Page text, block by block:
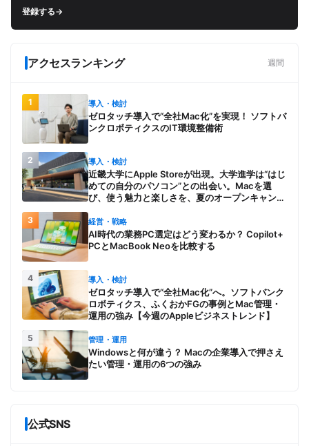
登録する→
アクセスランキング 週間
1 導入・検討
ゼロタッチ導入で“全社Mac化”を実現！ ソフトバ
ンクロボティクスのIT環境整備術
2 導入・検討
近畿大学にApple Storeが出現。大学進学は“はじ
めての自分のパソコン”との出会い。Macを選
び、使う魅力と楽しさを、夏のオープンキャンパ
3 経営・戦略
AI時代の業務PC選定はどう変わるか？ Copilot+
PCとMacBook Neoを比較する
4 導入・検討
ゼロタッチ導入で“全社Mac化”へ。ソフトバンク
ロボティクス、ふくおかFGの事例とMac管理・
運用の強み【今週のAppleビジネストレンド】
5 管理・運用
Windowsと何が違う？ Macの企業導入で押さえ
たい管理・運用の6つの強み
公式SNS